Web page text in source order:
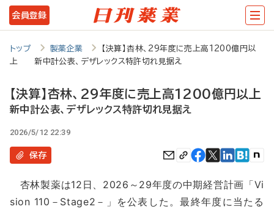
メ
イ
テ
ツ
に
動
会員登録
トップ 製薬企業
【決算】杏林、29年度に売上高1200億円以
上 新中計公表、デザレックス特許切れ見据え
【決算】杏林、29年度に売上高1200億円以上
新中計公表、デザレックス特許切れ見据え
2026/5/12 22:39
保存
杏林製薬は12日、2026～29年度の中期経営計画「Vi
sion 110－Stage2－」を公表した。最終年度に当たる